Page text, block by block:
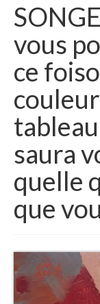
Boutique en
Tableaux
Sculptures
ECHEC EMMA
Voiles
Sculptures
vous
ce
saura
quelle
que